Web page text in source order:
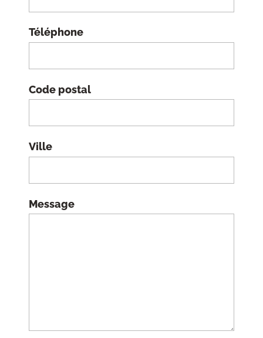
Téléphone
Code postal
Ville
Message